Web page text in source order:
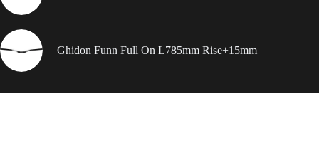
Ghidon Funn Full On L785mm Rise+15mm